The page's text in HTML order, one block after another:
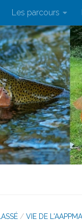
Les parcours
/ VIE DE L'AAPPMA